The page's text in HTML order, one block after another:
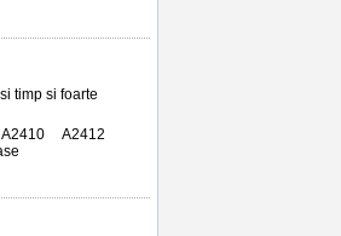
timp si foarte
A2410 A2412